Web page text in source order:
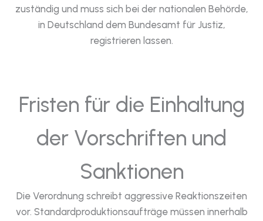
zuständig und muss sich bei der nationalen Behörde,
in Deutschland dem Bundesamt für Justiz,
registrieren lassen.
Fristen für die Einhaltung
der Vorschriften und
Sanktionen
Die Verordnung schreibt aggressive Reaktionszeiten
vor. Standardproduktionsaufträge müssen innerhalb